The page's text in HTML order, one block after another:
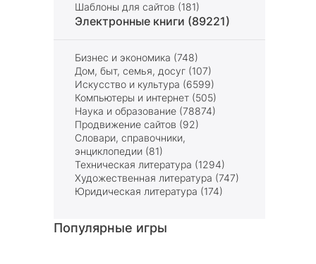
Шаблоны для сайтов (181)
Электронные книги (89221)
Бизнес и экономика (748)
Дом, быт, семья, досуг (107)
Искусство и культура (6599)
Компьютеры и интернет (505)
Наука и образование (78874)
Продвижение сайтов (92)
Словари, справочники,
энциклопедии (81)
Техническая литература (1294)
Художественная литература (747)
Юридическая литература (174)
Популярные игры